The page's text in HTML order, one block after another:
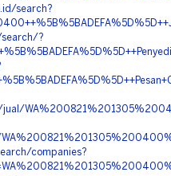
search?
?
jual/
companies?